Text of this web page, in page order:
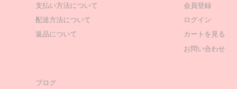
支払い方法について
配送方法について
返品について
会員登録
ログイン
カートを見る
お問い合わせ
ブログ